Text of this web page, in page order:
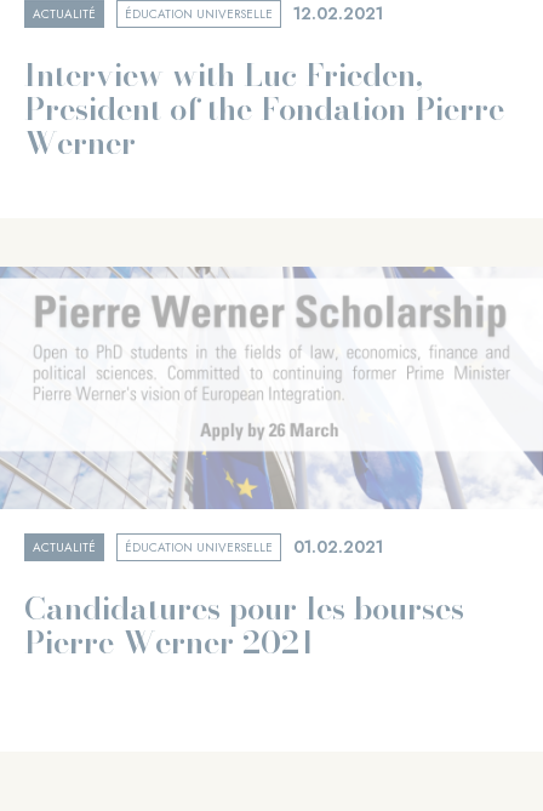
ACTUALITÉ ÉDUCATION UNIVERSELLE 12.02.2021
Interview with Luc Frieden,
President of the Fondation Pierre
Werner
ACTUALITÉ ÉDUCATION UNIVERSELLE 01.02.2021
Candidatures pour les bourses
Pierre Werner 2021